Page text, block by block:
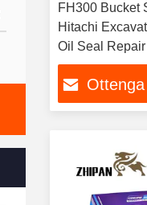
FH300 Bucket
Hitachi
Oil Seal